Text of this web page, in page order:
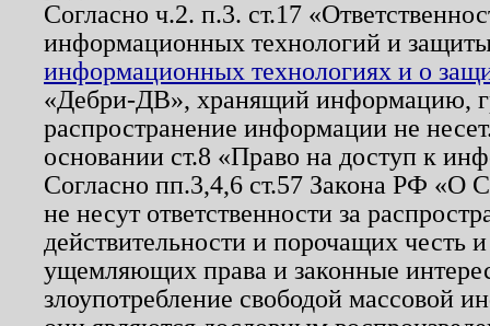
Согласно ч.2. п.3. ст.17
информационных технологий и
информационных технологиях и о
«Дебри-ДВ», хранящий информацию,
распространение информации не
основании ст.8 «Право на доступ к
Согласно пп.3,4,6 ст.57 Закона РФ «О
не несут ответственности за
действительности и порочащих честь
ущемляющих права и законные
злоупотребление свободой массовой